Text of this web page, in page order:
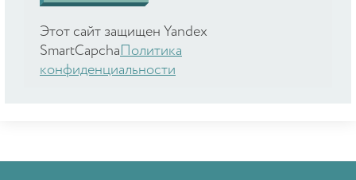
Этот сайт защищен Yandex
SmartCapcha Политика
конфиденциальности